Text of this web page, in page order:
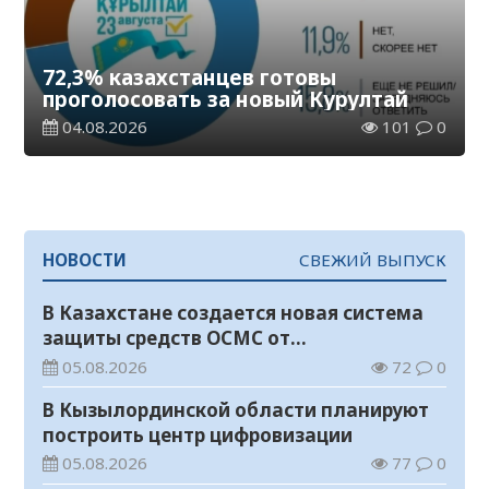
72,3% казахстанцев готовы
проголосовать за новый Курултай
04.08.2026 101 0
НОВОСТИ СВЕЖИЙ ВЫПУСК
В Казахстане создается новая система
защиты средств ОСМС от
необоснованных выплат
05.08.2026 72 0
В Кызылординской области планируют
построить центр цифровизации
05.08.2026 77 0